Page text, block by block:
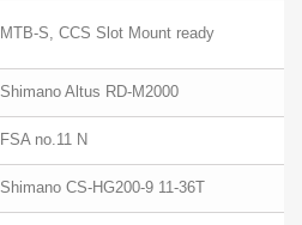
MTB-S, CCS Slot Mount ready
Shimano Altus RD-M2000
FSA no.11 N
Shimano CS-HG200-9 11-36T